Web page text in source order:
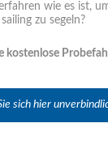
wie es ist,
zu segeln?
kostenlose
sich hier